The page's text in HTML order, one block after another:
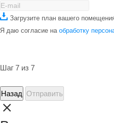
Загрузите план вашего
Я даю согласие на обработку
Шаг 7 из 7
Назад Отправить